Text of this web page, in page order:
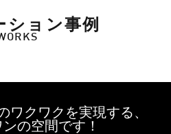
ション事例
ワクワクを実現する、
の空間です！